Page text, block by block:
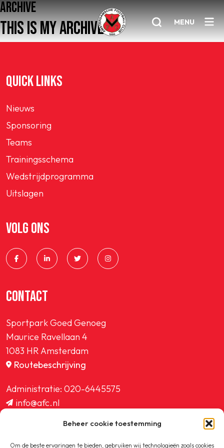
Beheer cookie toestemming
Om de beste ervaringen te bieden, gebruiken wij technologieën zoals cookies
MENU
Home
Teams
Jeugd
Senioren
Clubinfo
Nieuwsoverzicht
SPORTPARK GOED GENOEG
LIDMAATSCHAP
ARCHIVE
THIS IS MY ARCHIVE
QUICK LINKS
Nieuws
Sponsoring
Teams
Trainingsschema
Wedstrijdprogramma
Uitslagen
VOLG ONS
CONTACT
Sportpark Goed Genoeg
Maurice Ravellaan 4
1083 HR Amsterdam
Routebeschrijving
Administratie: 020-6445575
info@afc.nl
ledenadministratie@afc.nl